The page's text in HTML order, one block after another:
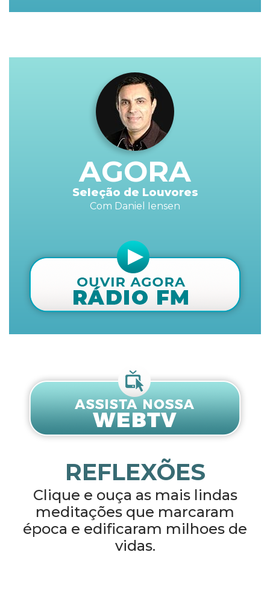
AGORA
Seleção de Louvores
Com Daniel Iensen
REFLEXÕES
Clique e ouça as mais lindas
meditações que marcaram
época e edificaram milhoes de
vidas.